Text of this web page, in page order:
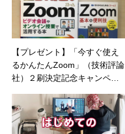
【プレゼント】「今すぐ使え
るかんたんZoom」（技術評論
社）２刷決定記念キャンペー